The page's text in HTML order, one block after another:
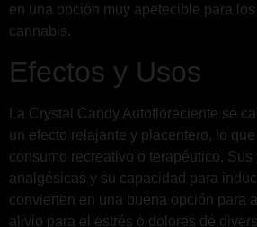
en una opción muy apetecible para
cannabis.
Efectos y Usos
La Crystal Candy Autofloreciente se
un efecto relajante y placentero, lo
consumo recreativo o terapéutico.
analgésicas y su capacidad para
convierten en una buena opción para
alivio para el estrés o dolores de